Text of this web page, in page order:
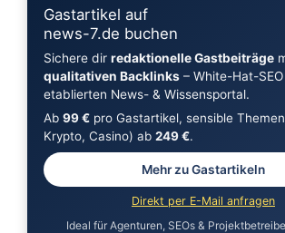
Gastartikel auf
news-7.de buchen
Sichere dir redaktionelle Gastbeiträge
qualitativen Backlinks– White-Hat-
etablierten News- & Wissensportal.
Ab 99 €pro Gastartikel, sensible
Krypto, Casino) ab 249 €.
Mehr zu Gastartikeln
Direkt per E-Mail anfragen
Ideal für Agenturen, SEOs &